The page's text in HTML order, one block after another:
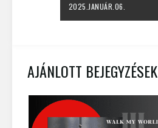
AJÁNLOTT BEJEGYZÉSEK
2025.JANUÁR.06.